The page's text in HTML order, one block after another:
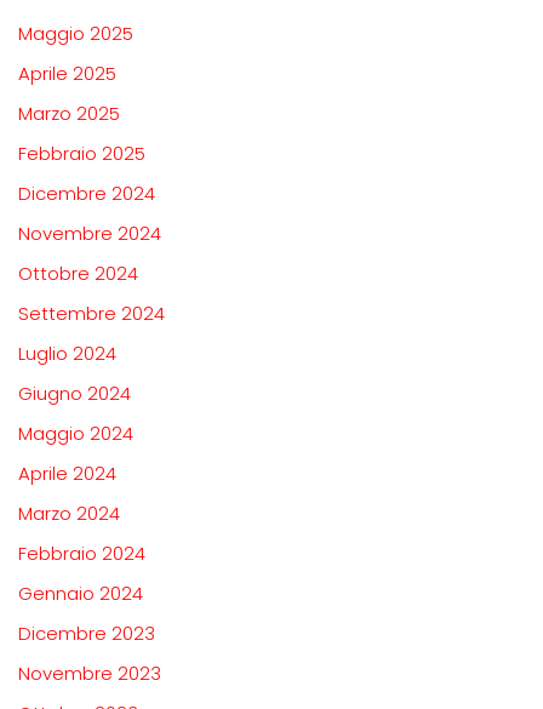
Maggio 2025
Aprile 2025
Marzo 2025
Febbraio 2025
Dicembre 2024
Novembre 2024
Ottobre 2024
Settembre 2024
Luglio 2024
Giugno 2024
Maggio 2024
Aprile 2024
Marzo 2024
Febbraio 2024
Gennaio 2024
Dicembre 2023
Novembre 2023